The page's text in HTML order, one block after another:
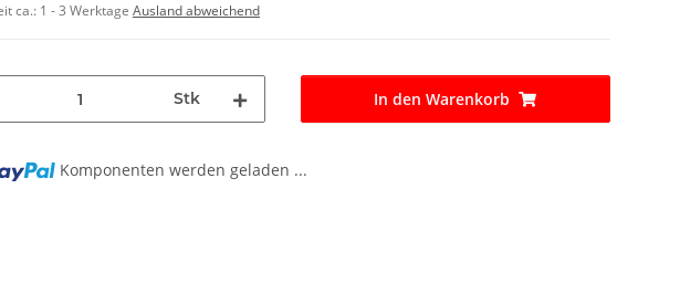
ca.: 1 - 3 Werktage Ausland abweichend
Stk In den Warenkorb
Komponenten werden geladen ...